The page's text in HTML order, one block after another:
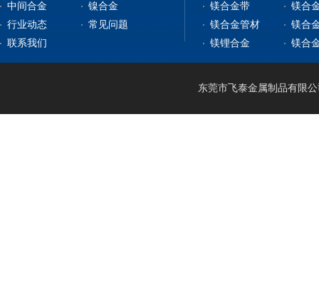
镁合金板材
镁合金型材
镁合金棒材
钛合金板
钛合金棒
中间合金
钇铁合金
稀土镁中间合金
镍合金
纯镍
行业动态
常见问题
联系我们
镁合金带
镁合
镁合金管材
镁合
镁锂合金
镁合
东莞市飞泰金属制品有限